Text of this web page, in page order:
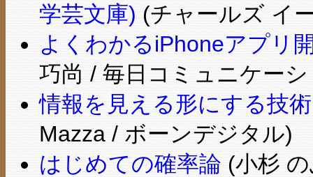
学芸文庫) (チャールズ イ
よくわかるiPhoneアプリ
巧尚 / 毎日コミュニケー
情報を見える形にする技
Mazza / ボーンデジタル)
はじめての確率論 (小杉